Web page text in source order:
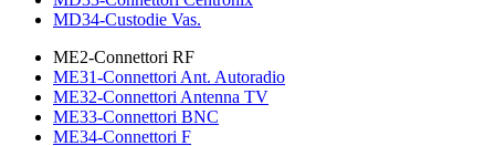
MD34-Custodie Vas.
ME2-Connettori RF
ME31-Connettori Ant. Autoradio
ME32-Connettori Antenna TV
ME33-Connettori BNC
ME34-Connettori F